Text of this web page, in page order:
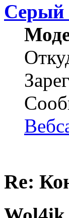
Серый
Re: